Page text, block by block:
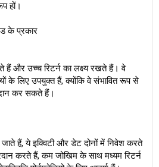
हों।
के प्रकार
हैं और उच्च रिटर्न का लक्ष्य रखते हैं। वे
के लिए उपयुक्त हैं, क्योंकि वे संभावित रूप से
कर सकते हैं।
हैं, ये इक्विटी और डेट दोनों में निवेश करते
करते हैं, कम जोखिम के साथ मध्यम रिटर्न